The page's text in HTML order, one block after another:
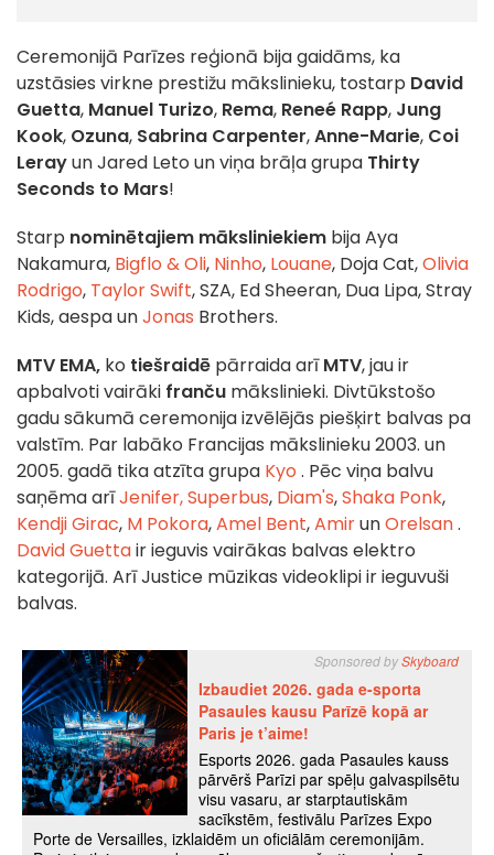
Ceremonijā Parīzes reģionā bija gaidāms, ka
uzstāsies virkne prestižu mākslinieku, tostarp David
Guetta, Manuel Turizo, Rema, Reneé Rapp, Jung
Kook, Ozuna, Sabrina Carpenter,Anne-Marie, Coi
Lerayun Jared Leto un viņa brāļa grupa Thirty
Seconds to Mars!
Starp nominētajiem māksliniekiem bija Aya
Nakamura, Bigflo & Oli, Ninho, Louane, Doja Cat,Olivia
Rodrigo, Taylor Swift, SZA, Ed Sheeran, Dua Lipa, Stray
Kids, aespa unJonas Brothers.
MTV EMA, ko tiešraidē pārraida arīMTV, jau ir
apbalvoti vairāki franču mākslinieki. Divtūkstošo
gadu sākumā ceremonija izvēlējās piešķirt balvas pa
valstīm. Par labāko Francijas mākslinieku 2003. un
2005. gadā tika atzīta grupa Kyo . Pēc viņa balvu
saņēma arīJenifer,Superbus, Diam's,Shaka Ponk,
Kendji Girac, M Pokora,Amel Bent,AmirunOrelsan.
David Guettair ieguvis vairākas balvas elektro
kategorijā. Arī Justice mūzikas videoklipi ir ieguvuši
balvas.